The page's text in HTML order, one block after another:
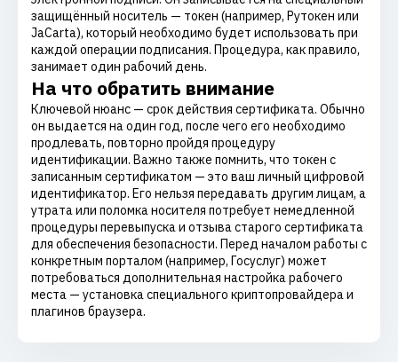
защищённый носитель — токен (например, Рутокен или
JaCarta), который необходимо будет использовать при
каждой операции подписания. Процедура, как правило,
занимает один рабочий день.
На что обратить внимание
Ключевой нюанс — срок действия сертификата. Обычно
он выдается на один год, после чего его необходимо
продлевать, повторно пройдя процедуру
идентификации. Важно также помнить, что токен с
записанным сертификатом — это ваш личный цифровой
идентификатор. Его нельзя передавать другим лицам, а
утрата или поломка носителя потребует немедленной
процедуры перевыпуска и отзыва старого сертификата
для обеспечения безопасности. Перед началом работы с
конкретным порталом (например, Госуслуг) может
потребоваться дополнительная настройка рабочего
места — установка специального криптопровайдера и
плагинов браузера.